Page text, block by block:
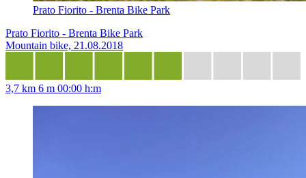
Prato Fiorito - Brenta Bike Park
Prato Fiorito - Brenta Bike Park
Mountain bike, 21.08.2018
3,7 km 6 m 00:00 h:m